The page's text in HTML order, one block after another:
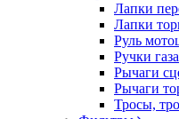
Лапки
Лапки
Руль
Ручки газа
Рычаги
Рычаги
Тросы,